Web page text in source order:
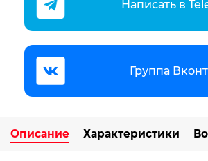
Написать в
Группа
Описание Характеристики